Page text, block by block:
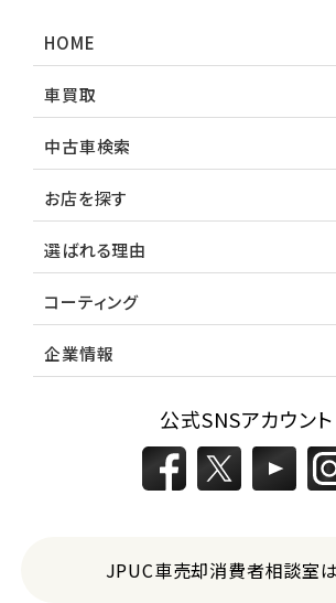
ステーションワゴン
レヴォーグ
レガシィツー
3位
トヨタ
カローラフィ
HOME
車買取
中古車検索
お店を探す
選ばれる理由
コーティング
企業情報
公式SNSアカウント
JPUC車売却消費者相談室